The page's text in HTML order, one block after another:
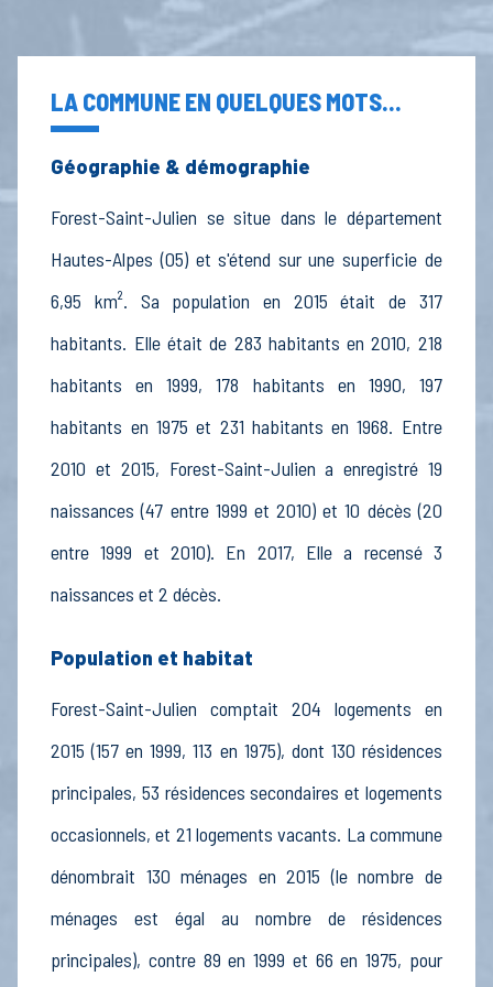
LA COMMUNE EN QUELQUES MOTS...
Géographie & démographie
Forest-Saint-Julien se situe dans le département
Hautes-Alpes (05) et s'étend sur une superficie de
6,95 km². Sa population en 2015 était de 317
habitants. Elle était de 283 habitants en 2010, 218
habitants en 1999, 178 habitants en 1990, 197
habitants en 1975 et 231 habitants en 1968. Entre
2010 et 2015, Forest-Saint-Julien a enregistré 19
naissances (47 entre 1999 et 2010) et 10 décès (20
entre 1999 et 2010). En 2017, Elle a recensé 3
naissances et 2 décès.
Population et habitat
Forest-Saint-Julien comptait 204 logements en
2015 (157 en 1999, 113 en 1975), dont 130 résidences
principales, 53 résidences secondaires et logements
occasionnels, et 21 logements vacants. La commune
dénombrait 130 ménages en 2015 (le nombre de
ménages est égal au nombre de résidences
principales), contre 89 en 1999 et 66 en 1975, pour